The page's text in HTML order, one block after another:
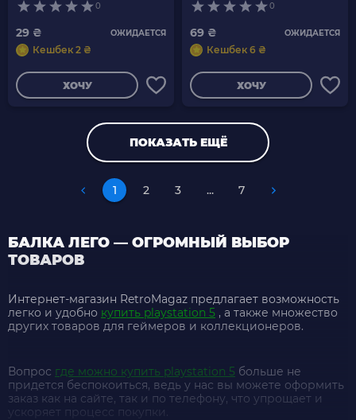
0
29 ₴ ОЖИДАЕТСЯ
Кешбек 2 ₴
ХОЧУ
0
69 ₴ ОЖИДАЕТСЯ
Кешбек 6 ₴
ХОЧУ
ПОКАЗАТЬ ЕЩЁ
1 2 3 ... 7
БАЛКА ЛЕГО — ОГРОМНЫЙ ВЫБОР
ТОВАРОВ
Интернет-магазин RetroMagaz предлагает возможность
легко и удобно купить playstation 5 , а также множество
других товаров для геймеров и коллекционеров.
Вопрос где можно купить playstation 5 больше не
придется беспокоиться, ведь у нас вы можете оформить
заказ как на сайте, так и по телефону, что упрощает и
ускоряет процесс покупки.